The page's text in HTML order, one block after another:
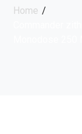
Home